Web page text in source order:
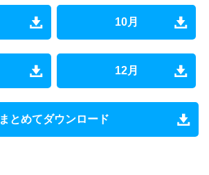
10月
12月
まとめてダウンロード